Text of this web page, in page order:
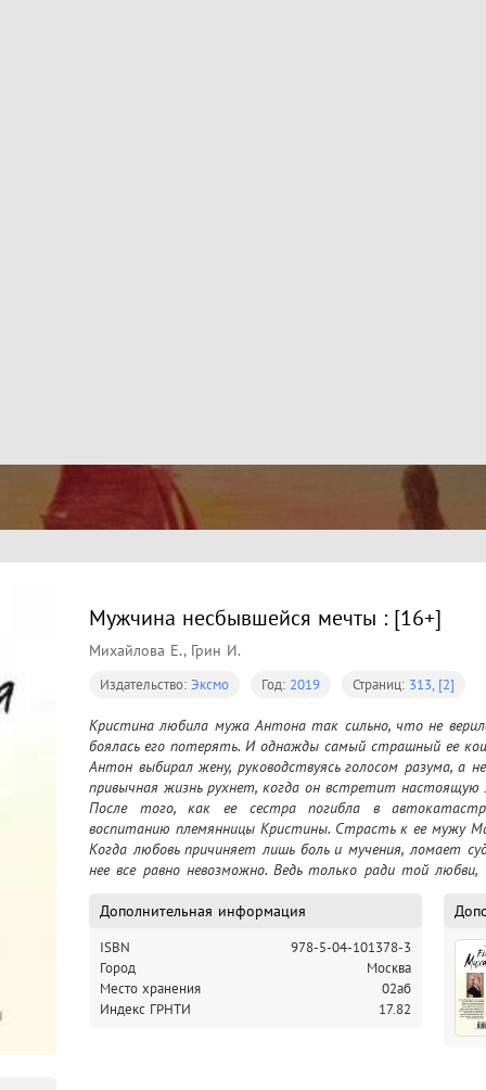
Мужчина несбывшейся мечты : [16+]
Михайлова Е., Грин И.
Издательство: Эксмо Год: 2019 Страниц: 313, [2]
Кристина любила мужа Антона так сильно, что не
боялась его потерять. И однажды самый страшный ее
Антон выбирал жену, руководствуясь голосом разума, а
привычная жизнь рухнет, когда он встретит настоящую
После того, как ее сестра погибла в
воспитанию племянницы Кристины. Страсть к ее мужу
Когда любовь причиняет лишь боль и мучения, ломает
нее все равно невозможно. Ведь только ради той
Дополнительная информация
ISBN
978-5-04-101378-3
Город
Москва
Место хранения
02аб
Индекс ГРНТИ
17.82